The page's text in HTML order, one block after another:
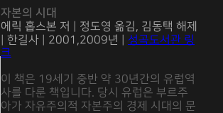
자본의 시대
에릭 홉스본 저 | 정도영 옮김, 김동택 해제
| 한길사 | 2001,2009년 | 성곡도서관 링
크
이 책은 19세기 중반 약 30년간의 유럽역
사를 다룬 책입니다. 당시 유럽은 부르주
아가 자유주의적 자본주의 경제 시대의 문